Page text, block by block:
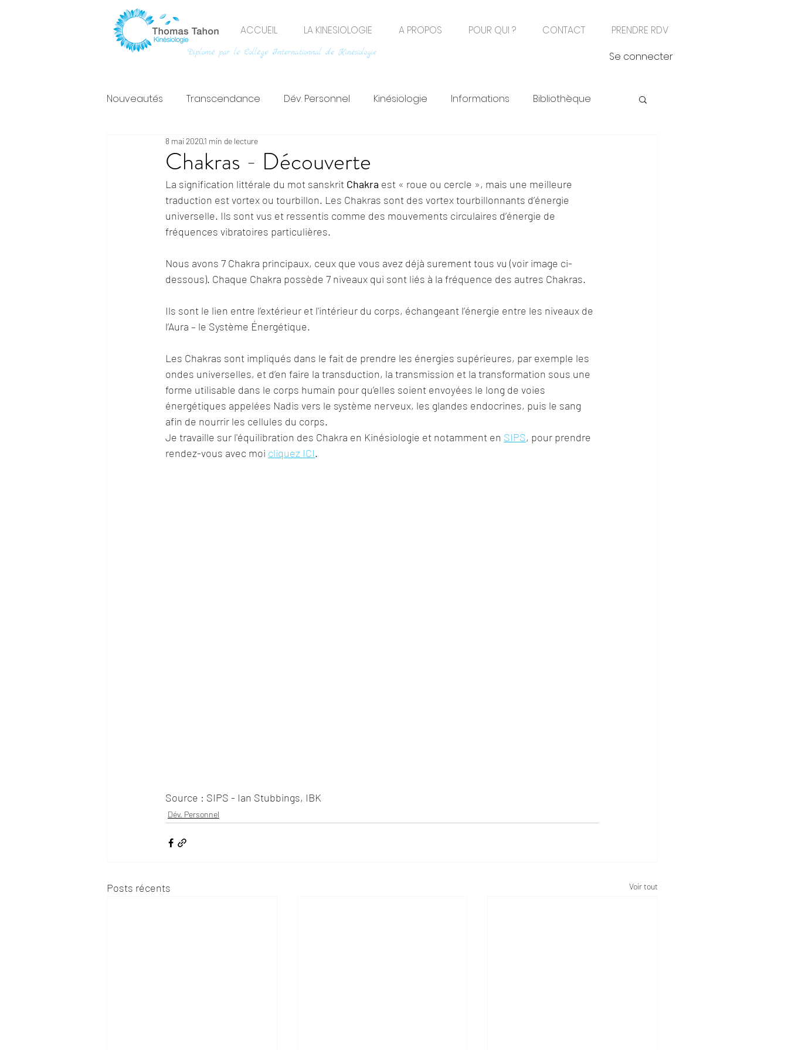
ACCUEIL LA KINESIOLOGIE A PROPOS POUR QUI ? CONTACT PRENDRE RDV
Diplomé par le Collège Internationnal de Kinésiologie Se connecter
Nouveautés Transcendance Dév. Personnel Kinésiologie Informations Bibliothèque
Chakras - Découverte
8 mai 20201 min de lecture
La signification littérale du mot sanskrit Chakra est « roue ou cercle », mais une meilleure
traduction est vortex ou tourbillon. Les Chakras sont des vortex tourbillonnants d’énergie
universelle. Ils sont vus et ressentis comme des mouvements circulaires d’énergie de
fréquences vibratoires particulières.
Nous avons 7 Chakra principaux, ceux que vous avez déjà surement tous vu (voir image ci-
dessous). Chaque Chakra possède 7 niveaux qui sont liés à la fréquence des autres Chakras.
Ils sont le lien entre l’extérieur et l'intérieur du corps, échangeant l’énergie entre les niveaux de
l’Aura – le Système Énergétique.
Les Chakras sont impliqués dans le fait de prendre les énergies supérieures, par exemple les
ondes universelles, et d’en faire la transduction, la transmission et la transformation sous une
forme utilisable dans le corps humain pour qu’elles soient envoyées le long de voies
énergétiques appelées Nadis vers le système nerveux, les glandes endocrines, puis le sang
afin de nourrir les cellules du corps.
Je travaille sur l'équilibration des Chakra en Kinésiologie et notamment en SIPS, pour prendre
rendez-vous avec moi cliquez ICI.
Source : SIPS - Ian Stubbings, IBK
Dév. Personnel
Posts récents Voir tout